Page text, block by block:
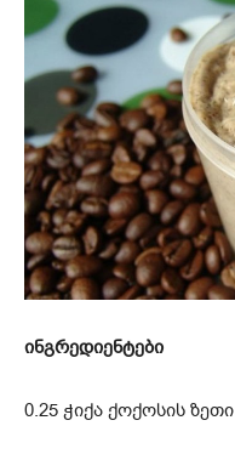
ინგრედიენტები
0.25 ჭიქა ქოქოსის ზეთი